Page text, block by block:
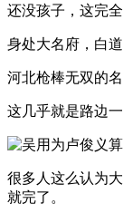
还没孩子，这完
身处大名府，白
河北枪棒无双的
这几乎就是路边
很多人这么认为
就完了。